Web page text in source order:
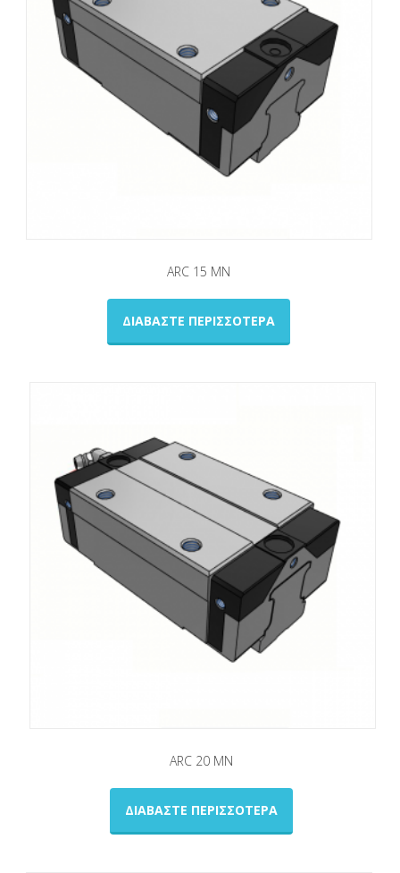
ARC 15 ΜN
ΔΙΑΒΆΣΤΕ ΠΕΡΙΣΣΌΤΕΡΑ
ARC 20 ΜN
ΔΙΑΒΆΣΤΕ ΠΕΡΙΣΣΌΤΕΡΑ